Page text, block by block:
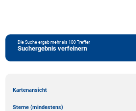
Die Suche ergab mehr als 100 Treffer
Suchergebnis verfeinern
Kartenansicht
Sterne (mindestens)